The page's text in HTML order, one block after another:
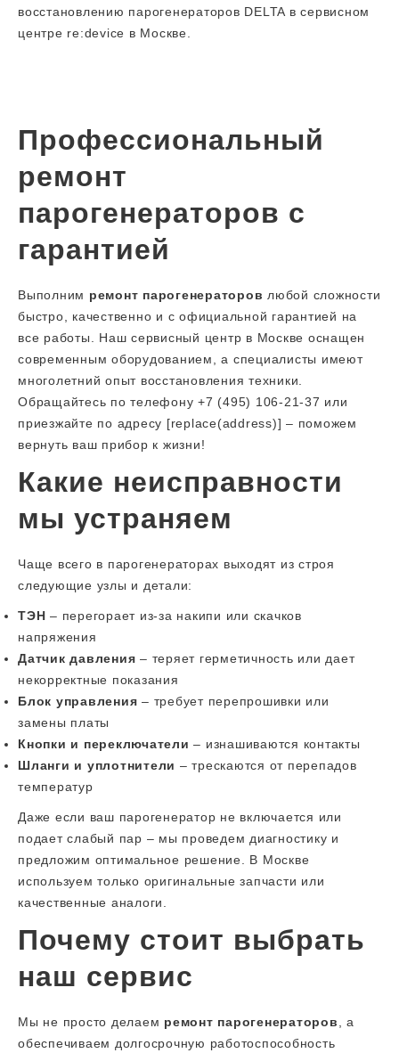
восстановлению парогенераторов DELTA в сервисном
центре re:device в Москве.
Профессиональный
ремонт
парогенераторов с
гарантией
Выполним ремонт парогенераторов любой сложности
быстро, качественно и с официальной гарантией на
все работы. Наш сервисный центр в Москве оснащен
современным оборудованием, а специалисты имеют
многолетний опыт восстановления техники.
Обращайтесь по телефону +7 (495) 106-21-37 или
приезжайте по адресу [replace(address)] – поможем
вернуть ваш прибор к жизни!
Какие неисправности
мы устраняем
Чаще всего в парогенераторах выходят из строя
следующие узлы и детали:
ТЭН – перегорает из-за накипи или скачков
напряжения
Датчик давления – теряет герметичность или дает
некорректные показания
Блок управления – требует перепрошивки или
замены платы
Кнопки и переключатели – изнашиваются контакты
Шланги и уплотнители – трескаются от перепадов
температур
Даже если ваш парогенератор не включается или
подает слабый пар – мы проведем диагностику и
предложим оптимальное решение. В Москве
используем только оригинальные запчасти или
качественные аналоги.
Почему стоит выбрать
наш сервис
Мы не просто делаем ремонт парогенераторов , а
обеспечиваем долгосрочную работоспособность